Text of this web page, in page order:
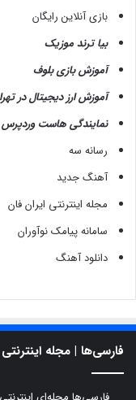
بازی آنلاین رایگان
بیا ترند موزیک
آموزش بازی بلوف
آموزش ارز دیجیتال در
نمایندگی هاست وردپرس
رسانه سه
آهنگ جدید
مجله اینترنتی ایران فان
سامانه پیامک نوآوران
دانلود آهنگ
فارسی‌ها | مجله